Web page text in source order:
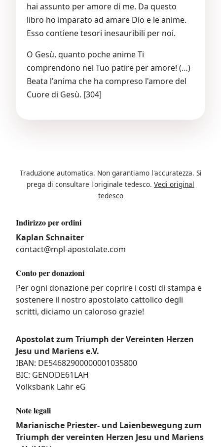
hai assunto per amore di me. Da questo
libro ho imparato ad amare Dio e le anime.
Esso contiene tesori inesauribili per noi.
O Gesù, quanto poche anime Ti
comprendono nel Tuo patire per amore! (…)
Beata l'anima che ha compreso l'amore del
Cuore di Gesù. [304]
Traduzione automatica. Non garantiamo l'accuratezza. Si
prega di consultare l'originale tedesco. Vedi original
tedesco
Indirizzo per ordini
Kaplan Schnaiter
contact@mpl-apostolate.com
Conto per donazioni
Per ogni donazione per coprire i costi di stampa e
sostenere il nostro apostolato cattolico degli
scritti, diciamo un caloroso grazie!
Apostolat zum Triumph der Vereinten Herzen
Jesu und Mariens e.V.
IBAN: DE54682900000001035800
BIC: GENODE61LAH
Volksbank Lahr eG
Note legali
Marianische Priester- und Laienbewegung zum
Triumph der vereinten Herzen Jesu und Mariens